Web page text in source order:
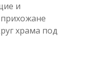
и
храма под